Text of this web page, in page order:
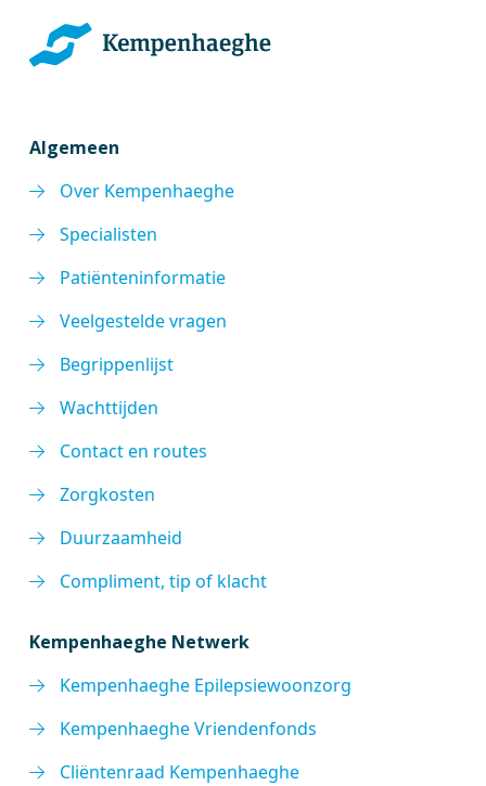
Algemeen
Over Kempenhaeghe
Specialisten
Patiënteninformatie
Veelgestelde vragen
Begrippenlijst
Wachttijden
Contact en routes
Zorgkosten
Duurzaamheid
Compliment, tip of klacht
Kempenhaeghe Netwerk
Kempenhaeghe Epilepsiewoonzorg
Kempenhaeghe Vriendenfonds
Cliëntenraad Kempenhaeghe